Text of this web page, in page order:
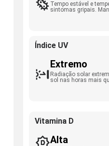
Tempo estável e
sintomas gripais.
Índice UV
Extremo
Radiação solar
sol nas horas mais
Vitamina D
Alta